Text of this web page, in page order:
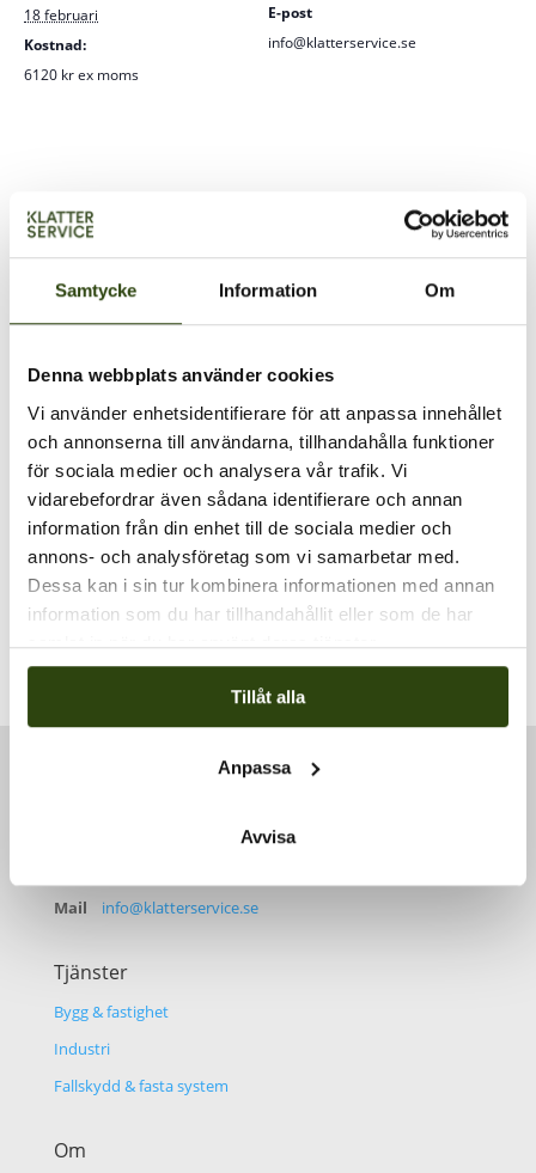
Samtycke Information Om
Denna webbplats använder cookies
Vi använder enhetsidentifierare för att anpassa innehållet
och annonserna till användarna, tillhandahålla funktioner
för sociala medier och analysera vår trafik. Vi
vidarebefordrar även sådana identifierare och annan
information från din enhet till de sociala medier och
annons- och analysföretag som vi samarbetar med.
Dessa kan i sin tur kombinera informationen med annan
information som du har tillhandahållit eller som de har
samlat in när du har använt deras tjänster.
Tillåt alla
Anpassa
Avvisa
18 februari
Kostnad:
6120 kr ex moms
E-post
info@klatterservice.se
PLATS
Klätterservice Training Center
Svarvarvägen 26
Skogås 142 50+ Google Map
Visa Plats-webbplats
Mastcertifikat, nytt certifikat Actsafe ACX/PMX, 2 dagar
Mail info@klatterservice.se
Tjänster
Bygg & fastighet
Industri
Fallskydd & fasta system
Om